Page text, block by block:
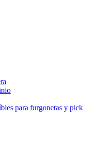
para furgonetas y pick